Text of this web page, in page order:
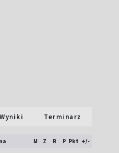
Wyniki Terminarz
M Z R P Pkt +/-